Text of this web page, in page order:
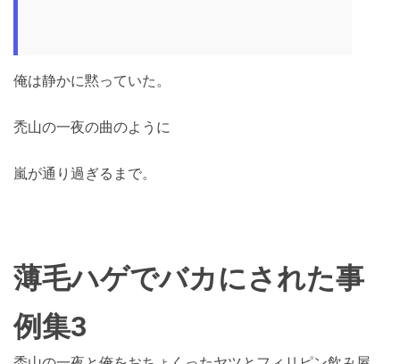
俺は静かに黙っていた。
禿山の一夜の曲のように
嵐が通り過ぎるまで。
薄毛ハゲでバカにされた事
例集3